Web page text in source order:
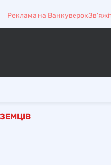
Реклама на Ванкуверок